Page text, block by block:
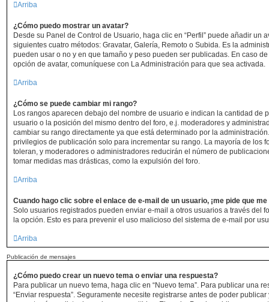
Arriba
¿Cómo puedo mostrar un avatar?
Desde su Panel de Control de Usuario, haga clic en “Perfil” puede añadir un
siguientes cuatro métodos: Gravatar, Galería, Remoto o Subida. Es la
pueden usar o no y en que tamaño y peso pueden ser publicadas. En caso
opción de avatar, comuníquese con La Administración para que sea activada.
Arriba
¿Cómo se puede cambiar mi rango?
Los rangos aparecen debajo del nombre de usuario e indican la cantidad de
usuario o la posición del mismo dentro del foro, e.j. moderadores y
cambiar su rango directamente ya que está determinado por la
privilegios de publicación solo para incrementar su rango. La mayoría de los
toleran, y moderadores o administradores reducirán el número de
tomar medidas mas drásticas, como la expulsión del foro.
Arriba
Cuando hago clic sobre el enlace de e-mail de un usuario, ¡me pide que
Solo usuarios registrados pueden enviar e-mail a otros usuarios a través del
la opción. Esto es para prevenir el uso malicioso del sistema de e-mail por
Arriba
Publicación de mensajes
¿Cómo puedo crear un nuevo tema o enviar una respuesta?
Para publicar un nuevo tema, haga clic en “Nuevo tema”. Para publicar una
“Enviar respuesta”. Seguramente necesite registrarse antes de poder